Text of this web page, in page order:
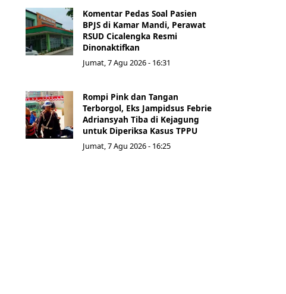
Komentar Pedas Soal Pasien
BPJS di Kamar Mandi, Perawat
RSUD Cicalengka Resmi
Dinonaktifkan
Jumat, 7 Agu 2026 - 16:31
Rompi Pink dan Tangan
Terborgol, Eks Jampidsus Febrie
Adriansyah Tiba di Kejagung
untuk Diperiksa Kasus TPPU
Jumat, 7 Agu 2026 - 16:25